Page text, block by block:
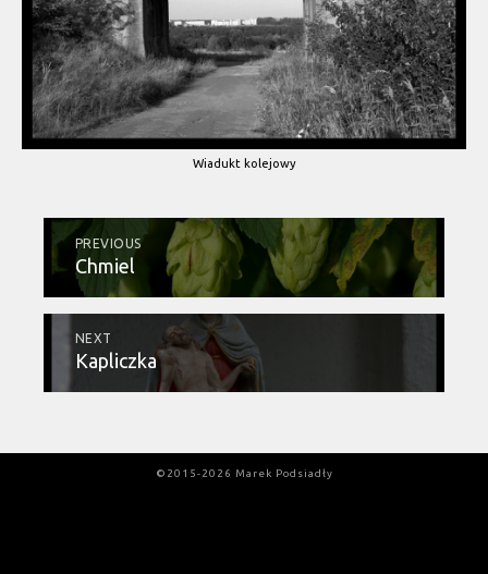
Wiadukt kolejowy
PREVIOUS
Chmiel
NEXT
Kapliczka
©2015-2026 Marek Podsiadły